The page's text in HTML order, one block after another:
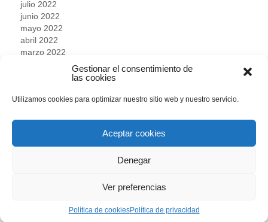
Gestionar el consentimiento de
las cookies
Utilizamos cookies para optimizar nuestro sitio web y nuestro servicio.
Aceptar cookies
Denegar
Ver preferencias
Política de cookiesPolítica de privacidad
julio 2022
junio 2022
mayo 2022
abril 2022
marzo 2022
noviembre 2021
junio 2021